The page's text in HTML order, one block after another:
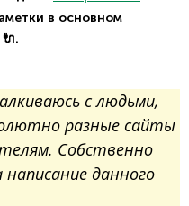
в основном
с людьми,
разные сайты
Собственно
данного